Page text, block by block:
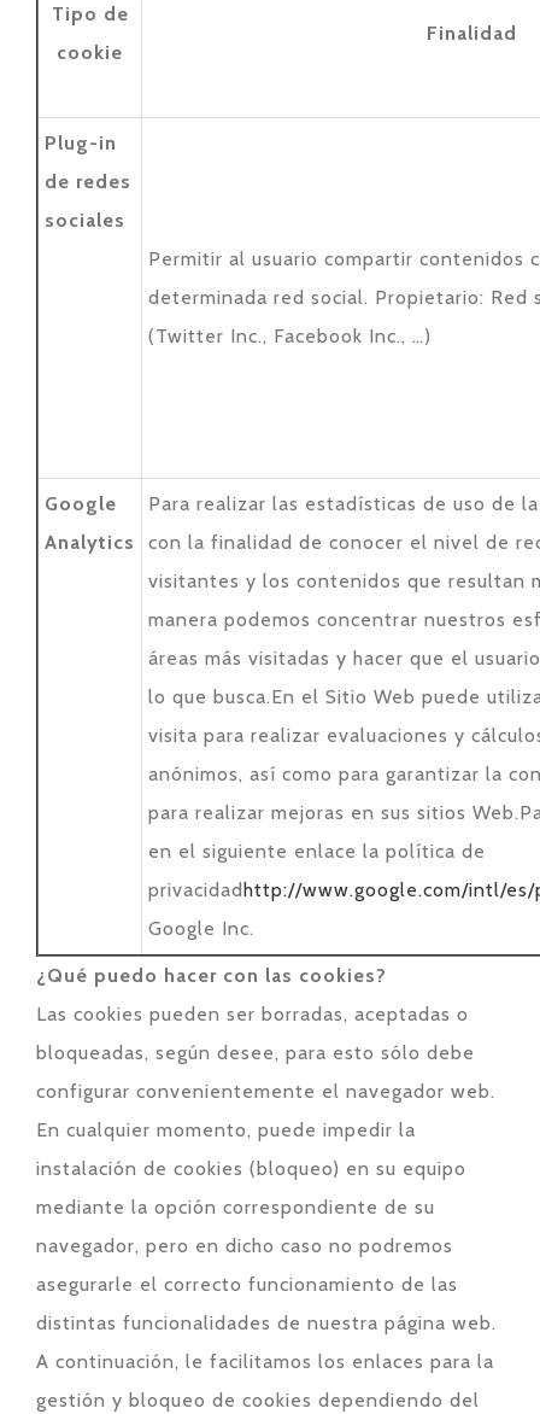
Tipo de
cookie
Finalidad
Plug-in
de redes
sociales
Permitir al usuario compartir contenidos
determinada red social. Propietario: Red
(Twitter Inc., Facebook Inc., …)
Google
Analytics
Para realizar las estadísticas de uso de
con la finalidad de conocer el nivel de
visitantes y los contenidos que resultan
manera podemos concentrar nuestros
áreas más visitadas y hacer que el
lo que busca.En el Sitio Web puede
visita para realizar evaluaciones y
anónimos, así como para garantizar la
para realizar mejoras en sus sitios
en el siguiente enlace la política de
privacidadhttp://www.google.com/intl/es/
Google Inc.
¿Qué puedo hacer con las cookies?
Las cookies pueden ser borradas, aceptadas o
bloqueadas, según desee, para esto sólo debe
configurar convenientemente el navegador web.
En cualquier momento, puede impedir la
instalación de cookies (bloqueo) en su equipo
mediante la opción correspondiente de su
navegador, pero en dicho caso no podremos
asegurarle el correcto funcionamiento de las
distintas funcionalidades de nuestra página web.
A continuación, le facilitamos los enlaces para la
gestión y bloqueo de cookies dependiendo del